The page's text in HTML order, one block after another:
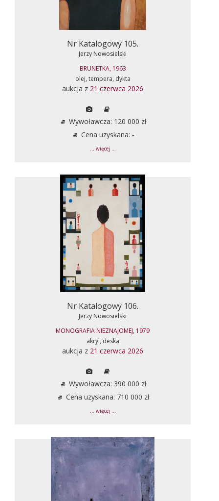
Nr Katalogowy 105.
Jerzy Nowosielski
BRUNETKA, 1963
olej, tempera, dykta
aukcja z 21 czerwca 2026
Wywoławcza: 120 000 zł
Cena uzyskana: -
... więcej ...
Nr Katalogowy 106.
Jerzy Nowosielski
MONOGRAFIA NIEZNAJOMEJ, 1979
akryl, deska
aukcja z 21 czerwca 2026
Wywoławcza: 390 000 zł
Cena uzyskana: 710 000 zł
... więcej ...